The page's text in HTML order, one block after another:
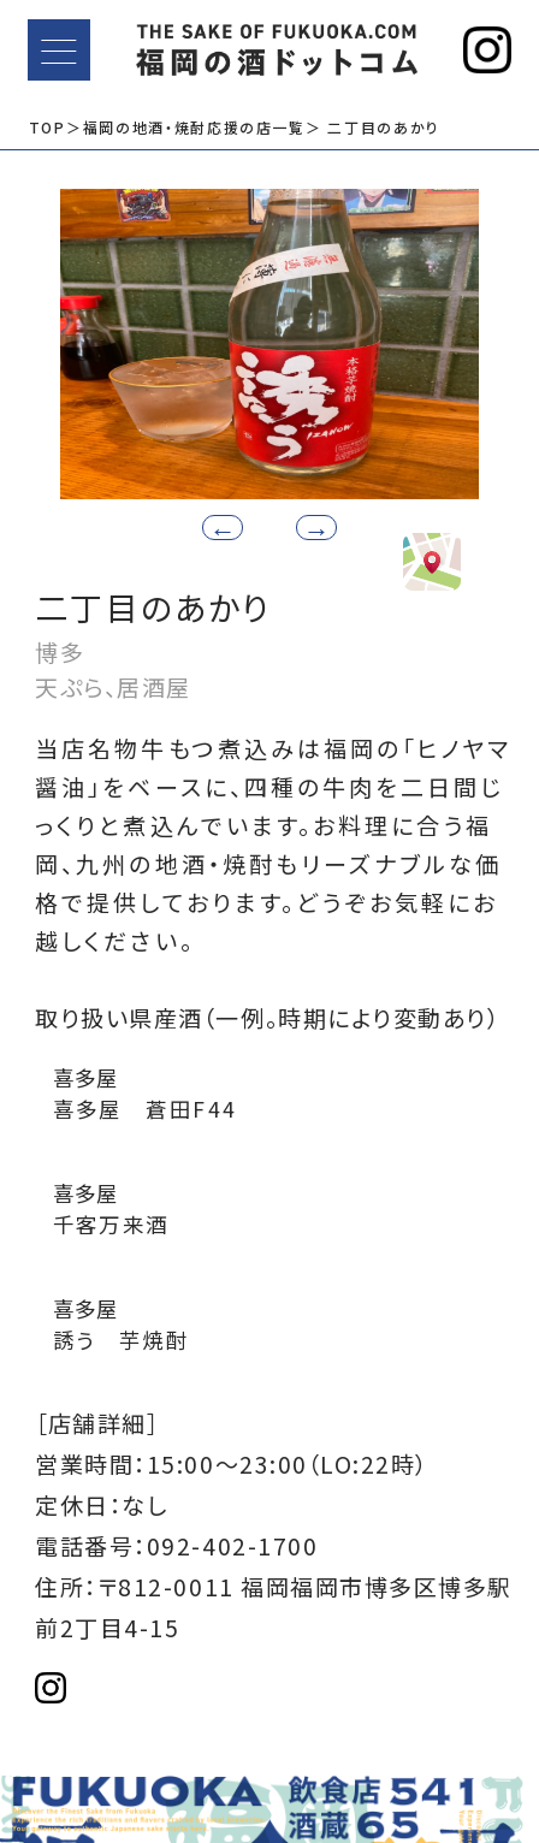
TOP ＞福岡の地酒・焼酎応援の店一覧 ＞ 二丁目のあかり
二丁目のあかり
博多
天ぷら、居酒屋
当店名物牛もつ煮込みは福岡の「ヒノヤマ
醤油」をベースに、四種の牛肉を二日間じ
っくりと煮込んでいます。お料理に合う福
岡、九州の地酒・焼酎もリーズナブルな価
格で提供しております。どうぞお気軽にお
越しください。
取り扱い県産酒（一例。時期により変動あり）
喜多屋
喜多屋 蒼田F44
喜多屋
千客万来酒
喜多屋
誘う 芋焼酎
［店舗詳細］
営業時間： 15:00〜23:00（LO:22時）
定休日：なし
電話番号：092-402-1700
住所：〒812-0011 福岡福岡市博多区博多駅
前2丁目4-15